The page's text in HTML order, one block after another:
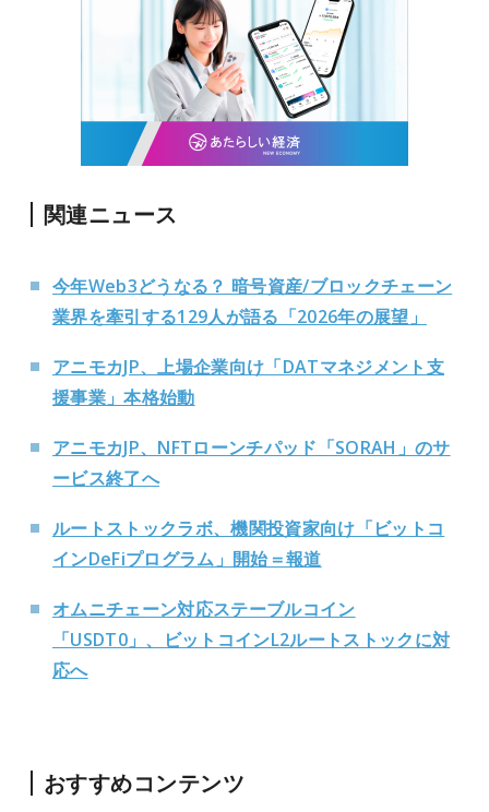
関連ニュース
今年Web3どうなる？ 暗号資産/ブロックチェーン
業界を牽引する129人が語る「2026年の展望」
アニモカJP、上場企業向け「DATマネジメント支
援事業」本格始動
アニモカJP、NFTローンチパッド「SORAH」のサ
ービス終了へ
ルートストックラボ、機関投資家向け「ビットコ
インDeFiプログラム」開始＝報道
オムニチェーン対応ステーブルコイン
「USDT0」、ビットコインL2ルートストックに対
応へ
おすすめコンテンツ